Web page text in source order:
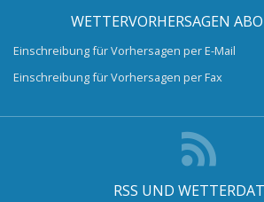
WETTERVORHERSAGEN
Einschreibung für Vorhersagen per E-Mail
Einschreibung für Vorhersagen per Fax
RSS UND